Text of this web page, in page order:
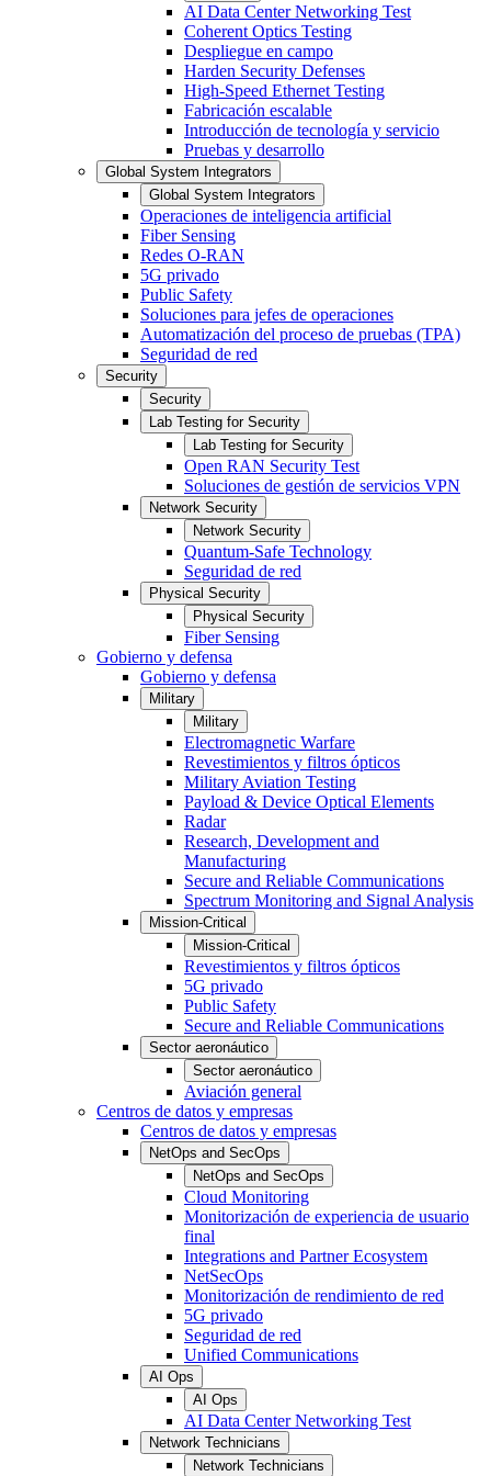
AI Data Center Networking Test
Coherent Optics Testing
Despliegue en campo
Harden Security Defenses
High-Speed Ethernet Testing
Fabricación escalable
Introducción de tecnología y servicio
Pruebas y desarrollo
Global System Integrators
Global System Integrators
Operaciones de inteligencia artificial
Fiber Sensing
Redes O-RAN
5G privado
Public Safety
Soluciones para jefes de operaciones
Automatización del proceso de pruebas (TPA)
Seguridad de red
Security
Security
Lab Testing for Security
Lab Testing for Security
Open RAN Security Test
Soluciones de gestión de servicios VPN
Network Security
Network Security
Quantum-Safe Technology
Seguridad de red
Physical Security
Physical Security
Fiber Sensing
Gobierno y defensa
Gobierno y defensa
Military
Military
Electromagnetic Warfare
Revestimientos y filtros ópticos
Military Aviation Testing
Payload & Device Optical Elements
Radar
Research, Development and
Manufacturing
Secure and Reliable Communications
Spectrum Monitoring and Signal Analysis
Mission-Critical
Mission-Critical
Revestimientos y filtros ópticos
5G privado
Public Safety
Secure and Reliable Communications
Sector aeronáutico
Sector aeronáutico
Aviación general
Centros de datos y empresas
Centros de datos y empresas
NetOps and SecOps
NetOps and SecOps
Cloud Monitoring
Monitorización de experiencia de usuario
final
Integrations and Partner Ecosystem
NetSecOps
Monitorización de rendimiento de red
5G privado
Seguridad de red
Unified Communications
AI Ops
AI Ops
AI Data Center Networking Test
Network Technicians
Network Technicians